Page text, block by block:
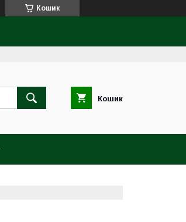
Кошик
Кошик